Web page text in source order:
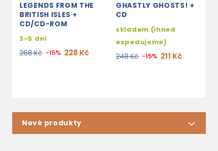
LEGENDS FROM THE
BRITISH ISLES +
CD/CD-ROM
3-5 dní
268 Kč -15% 228 Kč
GHASTLY GHOSTS! +
CD
skladem (ihned
expedujeme)
248 Kč -15% 211 Kč
Nové produkty